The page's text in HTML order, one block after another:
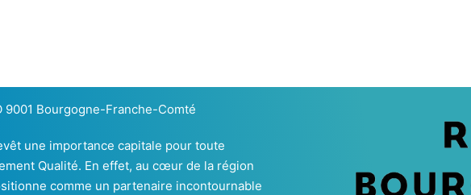
Bourgogne-Franche-Comté
une importance capitale pour toute
Qualité. En effet, au cœur de la région
comme un partenaire incontournable